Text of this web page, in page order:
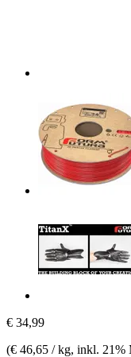
€ 34,99
(€ 46,65 / kg, inkl. 21%